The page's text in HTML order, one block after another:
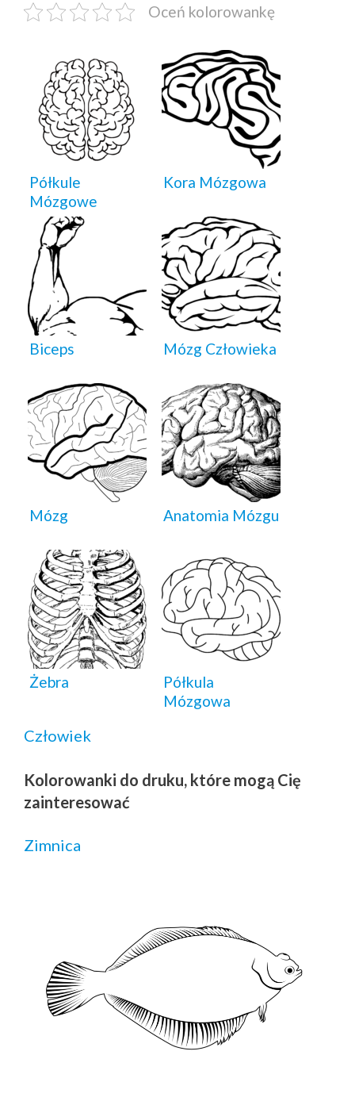
Oceń kolorowankę
Półkule
Mózgowe
Kora Mózgowa
Biceps Mózg Człowieka
Mózg Anatomia Mózgu
Żebra
Półkula
Mózgowa
Człowiek
Kolorowanki do druku, które mogą Cię
zainteresować
Zimnica